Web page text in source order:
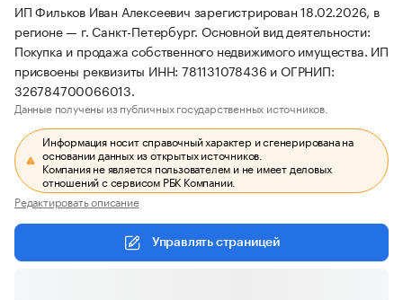
ИП Фильков Иван Алексеевич зарегистрирован 18.02.2026, в
регионе — г. Санкт-Петербург. Основной вид деятельности:
Покупка и продажа собственного недвижимого имущества. ИП
присвоены реквизиты ИНН: 781131078436 и ОГРНИП:
326784700066013.
Данные получены из публичных государственных источников.
Информация носит справочный характер и сгенерирована на
основании данных из открытых источников.
Компания не является пользователем и не имеет деловых
отношений с сервисом РБК Компании.
Редактировать описание
Управлять страницей